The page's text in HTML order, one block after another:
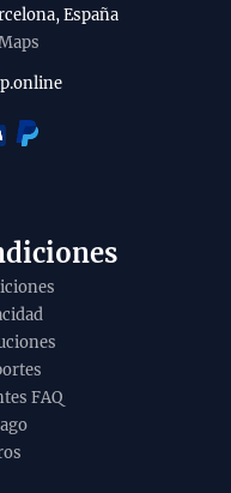
España
FAQ